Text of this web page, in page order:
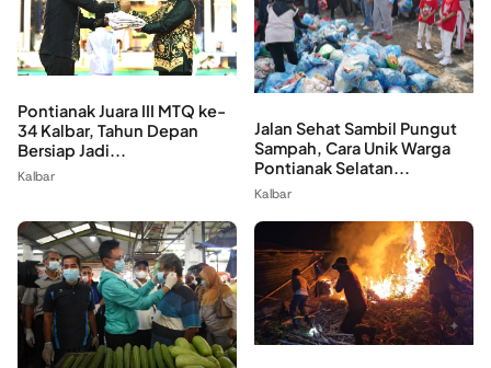
Pontianak Juara III MTQ ke-
34 Kalbar, Tahun Depan
Bersiap Jadi...
Kalbar
Jalan Sehat Sambil Pungut
Sampah, Cara Unik Warga
Pontianak Selatan...
Kalbar